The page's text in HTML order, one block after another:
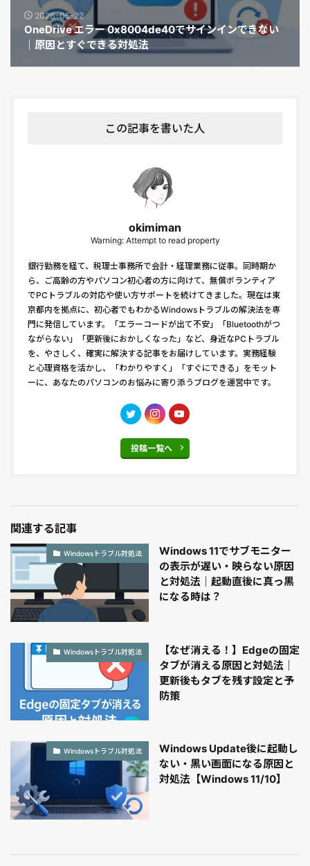
2026-05-22
OneDrive エラー 0x8004de40でサインインできない
｜原因とすぐできる対処法
この記事を書いた人
okimiman
Warning: Attempt to read property
銀行勤務を経て、税理士事務所で会計・経理業務に従事。同時期か
ら、ご高齢の方やパソコン初心者の方に向けて、無償ボランティア
でPCトラブルの対応や使い方サポートを続けてきました。現在は東
京都内を拠点に、初心者でもわかるWindowsトラブルの解決法を専
門に発信しています。「エラーコードが出て不安」「Bluetoothがつ
ながらない」「更新後におかしくなった」など、身近なPCトラブル
を、やさしく、確実に解決する記事をお届けしています。実務経験
と心理資格を活かし、「わかりやすく」「すぐにできる」をモット
ーに、あなたのパソコンのお悩みに寄り添うブログを運営中です。
投稿一覧へ
関連する記事
Windowsトラブル対処法
Windows 11でサブモニター
の表示が遅い・映らない原因
と対処法｜起動直後に真っ黒
になる時は？
Windowsトラブル対処法
【なぜ消える！】Edgeの固定
タブが消える原因と対処法｜
更新後もタブを残す設定と予
防策
Windowsトラブル対処法
Windows Update後に起動し
ない・黒い画面になる原因と
対処法【Windows 11/10】